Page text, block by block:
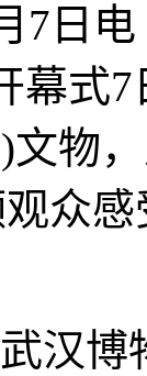
7日
幕式
文物
众
汉